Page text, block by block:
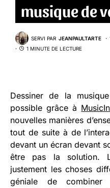
musique de
SERVI PAR JEANPAULTARTE
1 MINUTE DE LECTURE
Dessiner de la
possible grâce à
nouvelles manières
tout de suite à de
devant un écran devant
être pas la solution.
justement les choses
géniale de combiner